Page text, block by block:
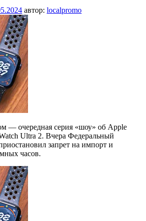
автор: localpromo
— очередная серия «шоу» об Apple
Ultra 2. Вчера Федеральный
запрет на импорт и
часов.